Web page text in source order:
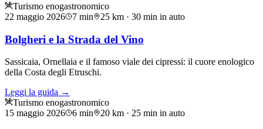
Turismo enogastronomico
22 maggio 2026
7 min 25 km · 30 min in auto
Bolgheri e la Strada del Vino
Sassicaia, Ornellaia e il famoso viale dei cipressi: il cuore enologico
della Costa degli Etruschi.
Leggi la guida →
Turismo enogastronomico
15 maggio 2026
6 min 20 km · 25 min in auto